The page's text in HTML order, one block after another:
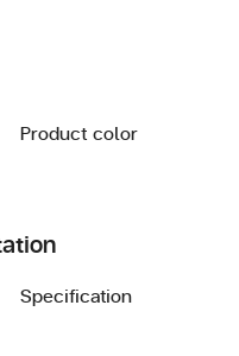
Product color
Specification